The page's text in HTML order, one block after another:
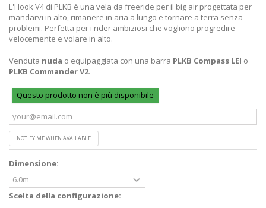
L'HookV4di PLKB è una vela da freeride per il big air progettata per
mandarvi in alto, rimanere in aria a lungo e tornare a terra senza
problemi. Perfetta per i rider ambiziosi che vogliono progredire
velocemente e volare in alto.
Venduta nuda o equipaggiata con una barra PLKB Compass LEI o
PLKB Commander V2.
Questo prodotto non è più disponibile
NOTIFY ME WHEN AVAILABLE
Dimensione:
Scelta della configurazione: